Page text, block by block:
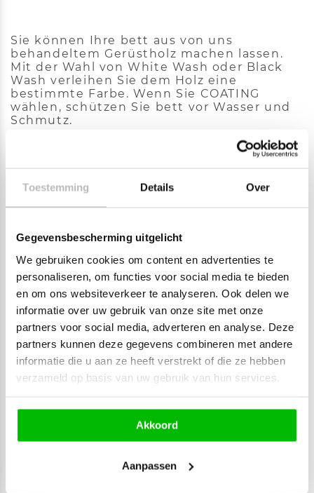
Toestemming Details Over
Gegevensbescherming uitgelicht
We gebruiken cookies om content en advertenties te
personaliseren, om functies voor social media te bieden
en om ons websiteverkeer te analyseren. Ook delen we
informatie over uw gebruik van onze site met onze
partners voor social media, adverteren en analyse. Deze
partners kunnen deze gegevens combineren met andere
informatie die u aan ze heeft verstrekt of die ze hebben
verzameld op basis van uw gebruik van hun services.
Akkoord
Aanpassen
Sie können Ihre bett aus von uns
behandeltem Gerüstholz machen lassen.
Mit der Wahl von White Wash oder Black
Wash verleihen Sie dem Holz eine
bestimmte Farbe. Wenn Sie COATING
wählen, schützen Sie bett vor Wasser und
Schmutz.
BETTSCHUBLADE
MENGE
In den Warenkorb
Kopieer uw persoonlijke link